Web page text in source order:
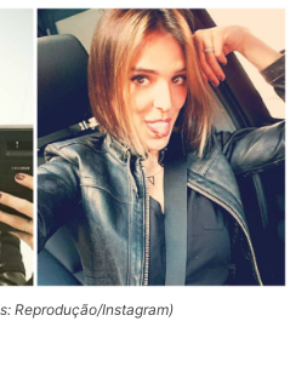
Reprodução/Instagram)